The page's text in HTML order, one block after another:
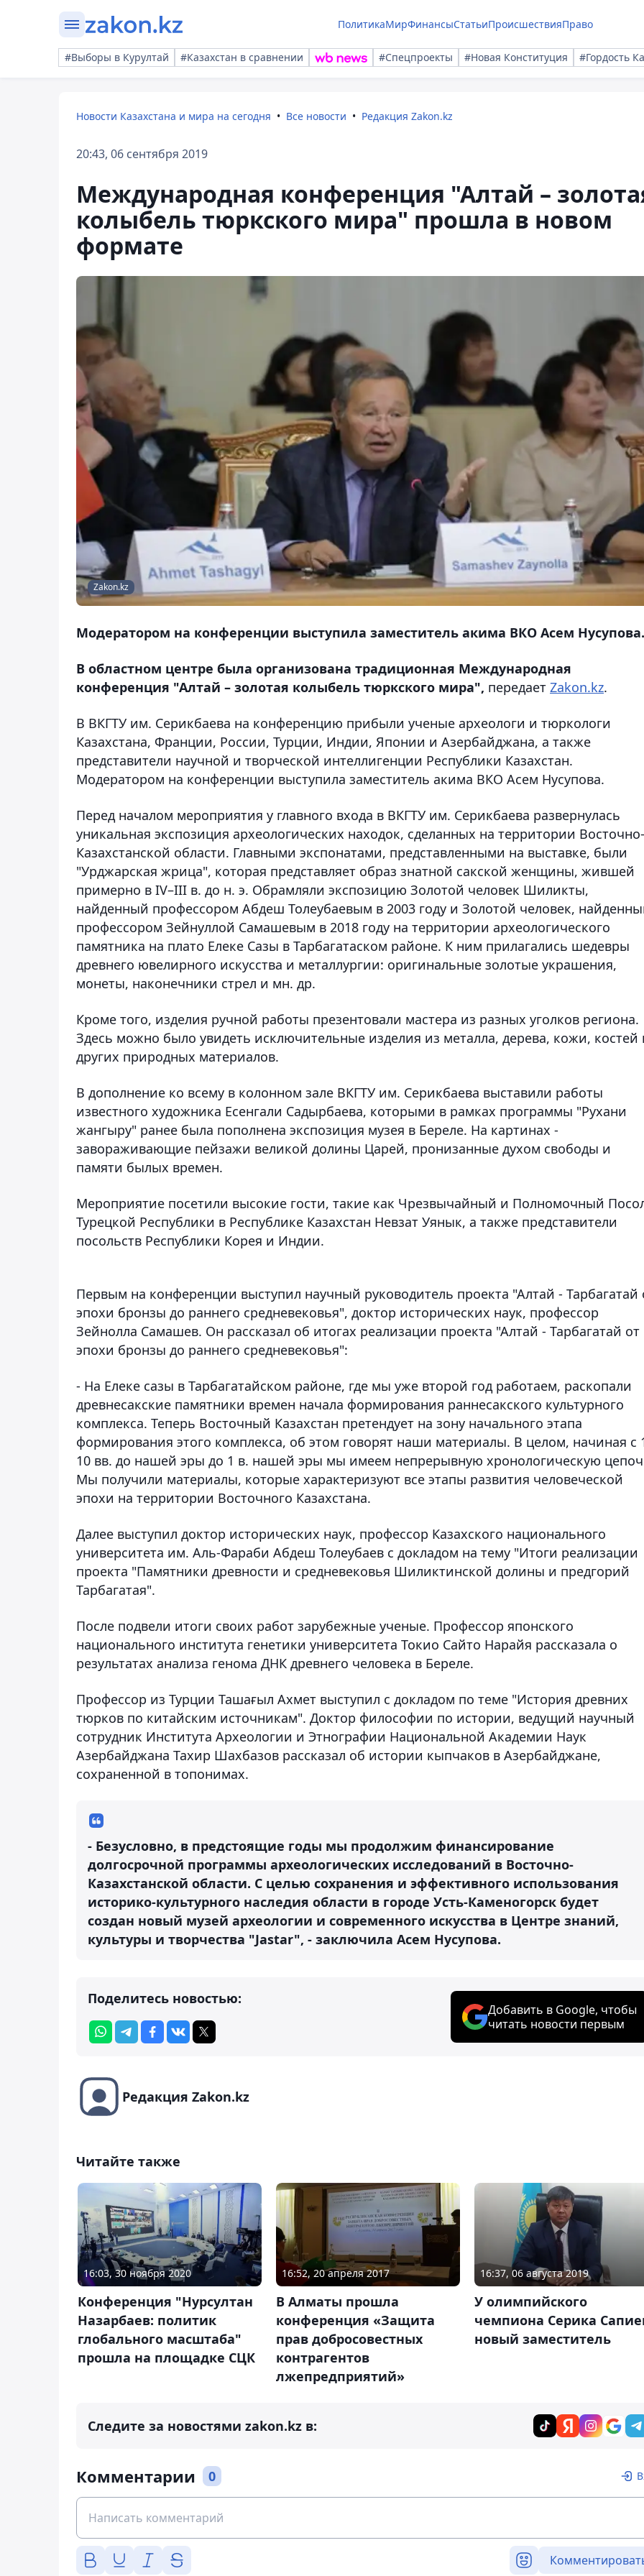
ПолитикаМирФинансыСтатьиПроисшествияПраво
#Выборы в Курултай #Казахстан в сравнении #Спецпроекты #Новая Конституция #Гордость
Новости Казахстана и мира на сегодня Все новости Редакция Zakon.kz
20:43, 06 сентября 2019
Международная конференция "Алтай –
колыбель тюркского мира" прошла в новом
формате
Zakon.kz
Модератором на конференции выступила заместитель акима ВКО Асем Нусупова.
В областном центре была организована традиционная Международная
конференция "Алтай – золотая колыбель тюркского мира", передает Zakon.kz.
В ВКГТУ им. Серикбаева на конференцию прибыли ученые археологи и тюркологи
Казахстана, Франции, России, Турции, Индии, Японии и Азербайджана, а также
представители научной и творческой интеллигенции Республики Казахстан.
Модератором на конференции выступила заместитель акима ВКО Асем Нусупова.
Перед началом мероприятия у главного входа в ВКГТУ им. Серикбаева развернулась
уникальная экспозиция археологических находок, сделанных на территории Восточно-
Казахстанской области. Главными экспонатами, представленными на выставке, были
"Урджарская жрица", которая представляет образ знатной сакской женщины, жившей
примерно в IV–III в. до н. э. Обрамляли экспозицию Золотой человек Шиликты,
найденный профессором Абдеш Толеубаевым в 2003 году и Золотой человек,
профессором Зейнуллой Самашевым в 2018 году на территории археологического
памятника на плато Елеке Сазы в Тарбагатаском районе. К ним прилагались шедевры
древнего ювелирного искусства и металлургии: оригинальные золотые украшения,
монеты, наконечники стрел и мн. др.
Кроме того, изделия ручной работы презентовали мастера из разных уголков региона.
Здесь можно было увидеть исключительные изделия из металла, дерева, кожи, костей
других природных материалов.
В дополнение ко всему в колонном зале ВКГТУ им. Серикбаева выставили работы
известного художника Есенгали Садырбаева, которыми в рамках программы "Рухани
жангыру" ранее была пополнена экспозиция музея в Береле. На картинах -
завораживающие пейзажи великой долины Царей, пронизанные духом свободы и
памяти былых времен.
Мероприятие посетили высокие гости, такие как Чрезвычайный и Полномочный
Турецкой Республики в Республике Казахстан Невзат Уянык, а также представители
посольств Республики Корея и Индии.
Первым на конференции выступил научный руководитель проекта "Алтай - Тарбагатай
эпохи бронзы до раннего средневековья", доктор исторических наук, профессор
Зейнолла Самашев. Он рассказал об итогах реализации проекта "Алтай - Тарбагатай от
эпохи бронзы до раннего средневековья":
- На Елеке сазы в Тарбагатайском районе, где мы уже второй год работаем, раскопали
древнесакские памятники времен начала формирования раннесакского культурного
комплекса. Теперь Восточный Казахстан претендует на зону начального этапа
формирования этого комплекса, об этом говорят наши материалы. В целом, начиная с
10 вв. до нашей эры до 1 в. нашей эры мы имеем непрерывную хронологическую
Мы получили материалы, которые характеризуют все этапы развития человеческой
эпохи на территории Восточного Казахстана.
Далее выступил доктор исторических наук, профессор Казахского национального
университета им. Аль-Фараби Абдеш Толеубаев с докладом на тему "Итоги реализации
проекта "Памятники древности и средневековья Шиликтинской долины и предгорий
Тарбагатая".
После подвели итоги своих работ зарубежные ученые. Профессор японского
национального института генетики университета Токио Сайто Нарайя рассказала о
результатах анализа генома ДНК древнего человека в Береле.
Профессор из Турции Ташағыл Ахмет выступил с докладом по теме "История древних
тюрков по китайским источникам". Доктор философии по истории, ведущий научный
сотрудник Института Археологии и Этнографии Национальной Академии Наук
Азербайджана Тахир Шахбазов рассказал об истории кыпчаков в Азербайджане,
сохраненной в топонимах.
- Безусловно, в предстоящие годы мы продолжим финансирование
долгосрочной программы археологических исследований в Восточно-
Казахстанской области. С целью сохранения и эффективного использования
историко-культурного наследия области в городе Усть-Каменогорск будет
создан новый музей археологии и современного искусства в Центре знаний,
культуры и творчества "Jastar", - заключила Асем Нусупова.
Поделитесь новостью:
Добавить в Google, чтобы
читать новости первым
Редакция Zakon.kz
Читайте также
16:03, 30 ноября 2020
Конференция "Нурсултан
Назарбаев: политик
глобального масштаба"
прошла на площадке СЦК
16:52, 20 апреля 2017
В Алматы прошла
конференция «Защита
прав добросовестных
контрагентов
лжепредприятий»
16:37, 06 августа 2019
У олимпийского
чемпиона Серика
новый заместитель
Следите за новостями zakon.kz в:
Комментарии 0